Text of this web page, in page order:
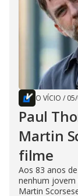
O VÍCIO /
Paul
Martin
filme
Aos 83 anos
nenhum jovem
Martin